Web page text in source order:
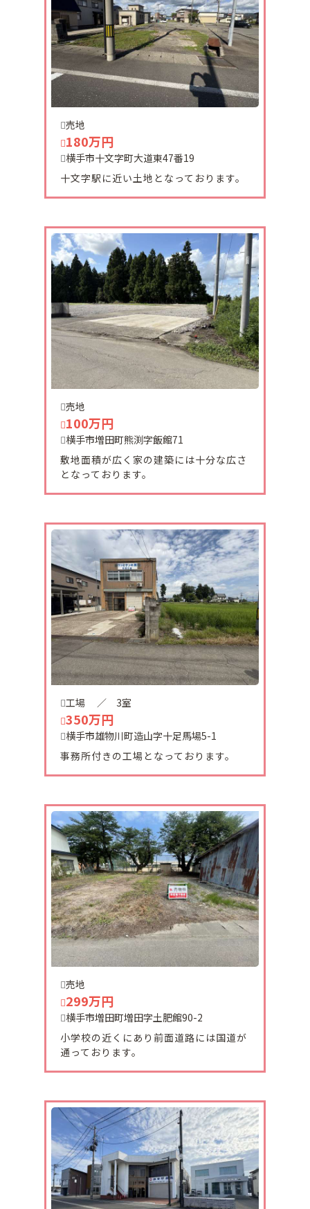
2025-03-05
増田町中古住宅ご契約頂きました。
有難うございます。
増田町七日町中古住宅
88万円で販売になりました。
2024-12-27
本年もたくさんのお客様にお声がけ頂き誠にありが
とうございました。
尚、当社は１２月２8日（土）から～１月5日（日）
迄お休みとなります。
来年も宜しくお願い致します。
2024-12-23
増田町伊勢堂土地ご契約頂きました。
有難うございました。
2024-12-23
羽後町杉宮土地Aご契約頂きました。
有難うございました。
2024-12-02
横手市増田町中古住宅リフォーム工事終了致しまし
た。
内覧希望の方はご連絡ください。
2024-11-23
平城平屋中古住宅価格改訂しました。
1188万円→1140万円
2024-11-02
横手市平鹿町中古住宅ご契約頂きました。
有難うございました。
2024-10-25
致しました。
内覧希望の方はご連絡を頂けますと内覧可能となり
ます。
2024-10-19
十文字町西原2番町倉庫物件（賃貸物件）を、入居
者募集中です。
約20坪となっております。
増田町にリフォーム工事予定中古住宅が販売になり
ました。
ぜひご覧ください
ぜひご覧ください。
2024-09-10
湯沢市成沢物件ご契約頂きました。
有難うございました。
売地
180万円
横手市十文字町大道東47番19
十文字駅に近い土地となっております。
売地
100万円
横手市増田町熊渕字飯館71
敷地面積が広く家の建築には十分な広さ
となっております。
工場 ／ 3室
350万円
横手市雄物川町造山字十足馬場5-1
事務所付きの工場となっております。
売地
299万円
横手市増田町増田字土肥館90-2
小学校の近くにあり前面道路には国道が
通っております。